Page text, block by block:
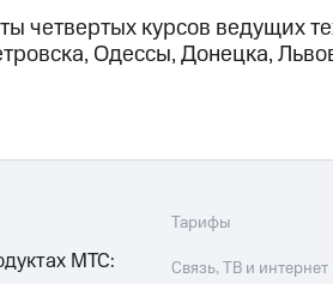
четвертых курсов ведущих
Одессы, Донецка,
МТС:
Тарифы
Связь, ТВ и интернет